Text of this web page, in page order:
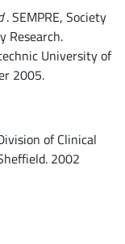
. SEMPRE, Society
Research.
University of
2005.
of Clinical
2002